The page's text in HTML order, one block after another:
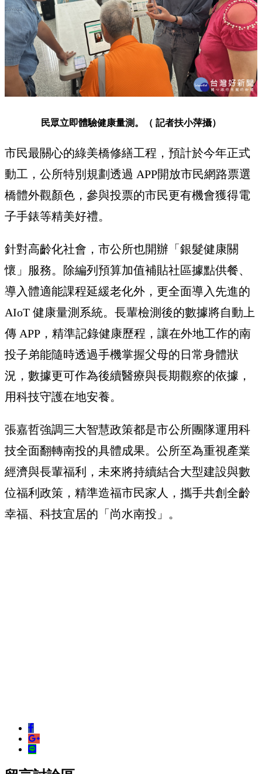
民眾立即體驗健康量測。（ 記者扶小萍攝）
市民最關心的綠美橋修繕工程，預計於今年正式
動工，公所特別規劃透過 APP開放市民網路票選
橋體外觀顏色，參與投票的市民更有機會獲得電
子手錶等精美好禮。
針對高齡化社會，市公所也開辦「銀髮健康關
懷」服務。除編列預算加值補貼社區據點供餐、
導入體適能課程延緩老化外，更全面導入先進的
AIoT 健康量測系統。長輩檢測後的數據將自動上
傳 APP，精準記錄健康歷程，讓在外地工作的南
投子弟能隨時透過手機掌握父母的日常身體狀
況，數據更可作為後續醫療與長期觀察的依據，
用科技守護在地安養。
張嘉哲強調三大智慧政策都是市公所團隊運用科
技全面翻轉南投的具體成果。公所至為重視產業
經濟與長輩福利，未來將持續結合大型建設與數
位福利政策，精準造福市民家人，攜手共創全齡
幸福、科技宜居的「尚水南投」。